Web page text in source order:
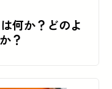
何か？どのよ
？